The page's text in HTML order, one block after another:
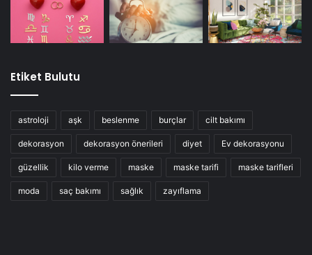
Etiket Bulutu
astroloji aşk beslenme burçlar cilt bakımı
dekorasyon dekorasyon önerileri diyet Ev dekorasyonu
güzellik kilo verme maske maske tarifi maske tarifleri
moda saç bakımı sağlık zayıflama